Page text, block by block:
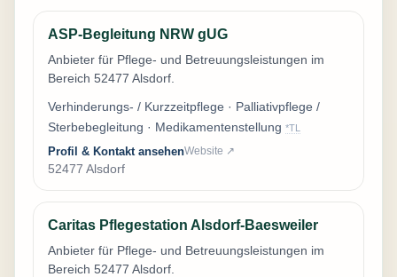
ASP-Begleitung NRW gUG
Anbieter für Pflege- und Betreuungsleistungen im
Bereich 52477 Alsdorf.
Verhinderungs- / Kurzzeitpflege · Palliativpflege /
Sterbebegleitung · Medikamentenstellung *TL
Profil & Kontakt ansehenWebsite ↗
52477 Alsdorf
Caritas Pflegestation Alsdorf-Baesweiler
Anbieter für Pflege- und Betreuungsleistungen im
Bereich 52477 Alsdorf.